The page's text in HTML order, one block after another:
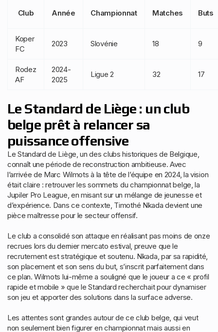
Club Année Championnat Matches Buts
Koper
FC
2023 Slovénie 18 9
Rodez
AF
2024-
2025
Ligue 2 32 17
Le Standard de Liège : un club
belge prêt à relancer sa
puissance offensive
Le Standard de Liège, un des clubs historiques de Belgique,
connaît une période de reconstruction ambitieuse. Avec
l’arrivée de Marc Wilmots à la tête de l’équipe en 2024, la vision
était claire : retrouver les sommets du championnat belge, la
Jupiler Pro League, en misant sur un mélange de jeunesse et
d’expérience. Dans ce contexte, Timothé Nkada devient une
pièce maîtresse pour le secteur offensif.
Le club a consolidé son attaque en réalisant pas moins de onze
recrues lors du dernier mercato estival, preuve que le
recrutement est stratégique et soutenu. Nkada, par sa rapidité,
son placement et son sens du but, s’inscrit parfaitement dans
ce plan. Wilmots lui-même a souligné que le joueur a ce « profil
rapide et mobile » que le Standard recherchait pour dynamiser
son jeu et apporter des solutions dans la surface adverse.
Les attentes sont grandes autour de ce club belge, qui veut
non seulement bien figurer en championnat mais aussi en